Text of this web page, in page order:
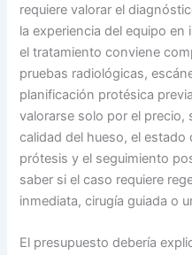
requiere valorar el
la experiencia del equipo
el tratamiento conviene
pruebas radiológicas,
planificación protésica
valorarse solo por el precio,
calidad del hueso, el estado
prótesis y el seguimiento
saber si el caso requiere
inmediata, cirugía guiada o
El presupuesto debería